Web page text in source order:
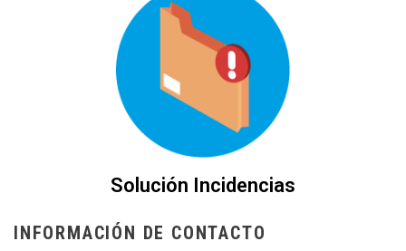
Solución Incidencias
INFORMACIÓN DE CONTACTO